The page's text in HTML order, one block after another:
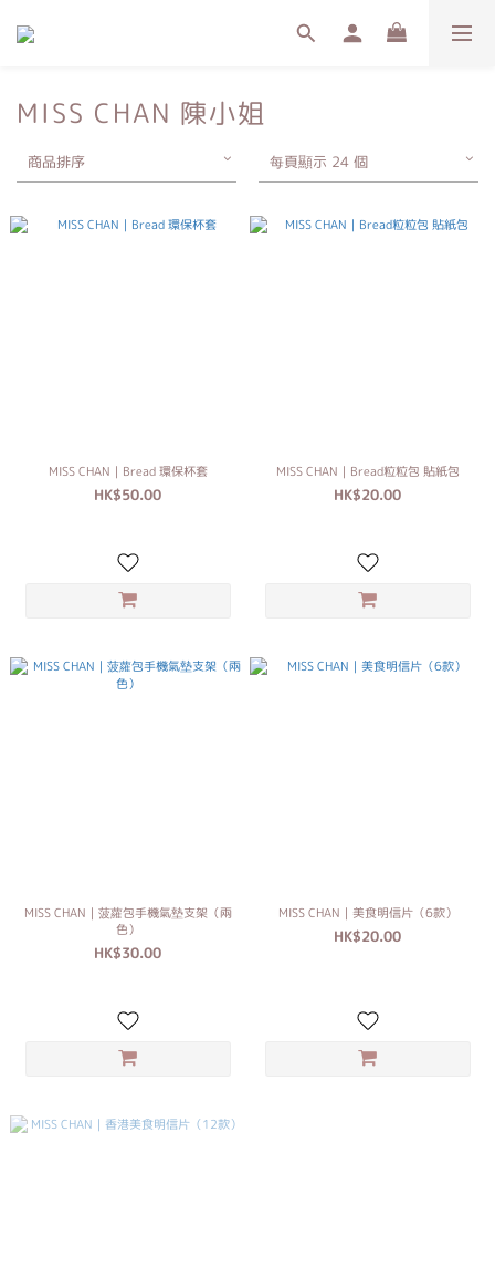
MISS CHAN 陳小姐
商品排序 每頁顯示 24 個
MISS CHAN｜Bread 環保杯套
HK$50.00
MISS CHAN｜Bread粒粒包 貼紙包
HK$20.00
MISS CHAN｜菠蘿包手機氣墊支架（兩
色）
HK$30.00
MISS CHAN｜美食明信片（6款）
HK$20.00